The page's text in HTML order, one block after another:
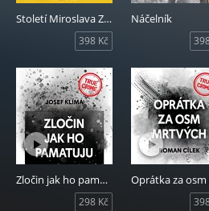
Století Miroslava Zikmunda
398 Kč
Náčelník
Zločin jak ho pamatuju
298 Kč